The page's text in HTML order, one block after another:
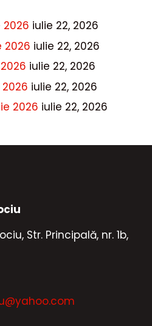
iulie 22, 2026
2026 iulie 22, 2026
iulie 22, 2026
iulie 22, 2026
2026 iulie 22, 2026
Str. Principală, nr. 1b,